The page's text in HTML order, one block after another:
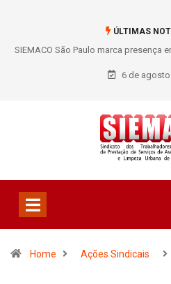
ÚLTIMAS
SIEMACO São Paulo marca presença
debate os desafios do setor
6 de
Home Ações Sindicais